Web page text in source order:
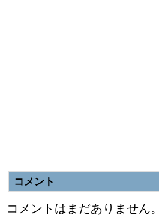
コメント
コメントはまだありません。